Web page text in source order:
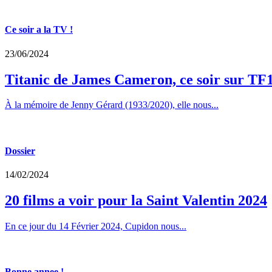
Ce soir a la TV !
23/06/2024
Titanic de James Cameron, ce soir sur
À la mémoire de Jenny Gérard (1933/2020), elle nous...
Dossier
14/02/2024
20 films a voir pour la Saint Valentin 2024
En ce jour du 14 Février 2024, Cupidon nous...